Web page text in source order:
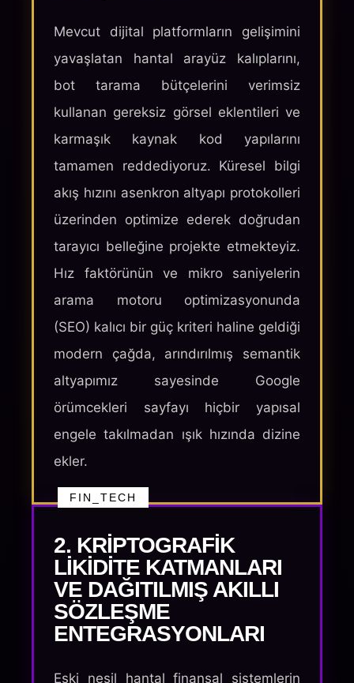
Mevcut dijital platformların gelişimini
yavaşlatan hantal arayüz kalıplarını,
bot tarama bütçelerini verimsiz
kullanan gereksiz görsel eklentileri ve
karmaşık kaynak kod yapılarını
tamamen reddediyoruz. Küresel bilgi
akış hızını asenkron altyapı protokolleri
üzerinden optimize ederek doğrudan
tarayıcı belleğine projekte etmekteyiz.
Hız faktörünün ve mikro saniyelerin
arama motoru optimizasyonunda
(SEO) kalıcı bir güç kriteri haline geldiği
modern çağda, arındırılmış semantik
altyapımız sayesinde Google
örümcekleri sayfayı hiçbir yapısal
engele takılmadan ışık hızında dizine
ekler.
FIN_TECH
2. KRIPTOGRAFIK
LIKIDITE KATMANLARI
VE DAĞITILMIŞ AKILLI
SÖZLEŞME
ENTEGRASYONLARI
Eski nesil hantal finansal sistemlerin